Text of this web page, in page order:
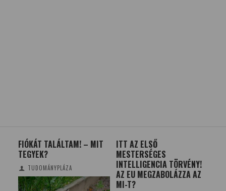
FIÓKÁT TALÁLTAM! – MIT
TEGYEK?
TUDOMÁNYPLÁZA
ITT AZ ELSŐ
MESTERSÉGES
INTELLIGENCIA TÖRVÉNY!
AZ EU MEGZABOLÁZZA AZ
MI-T?